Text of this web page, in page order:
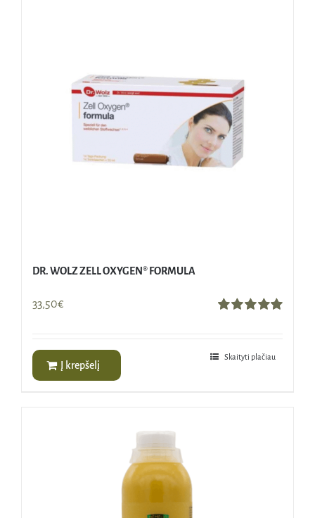
DR. WOLZ ZELL OXYGEN® FORMULA
33,50€
Į krepšelį
Skaityti plačiau